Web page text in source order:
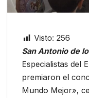
Visto: 256
San Antonio de
Especialistas del
premiaron el
Mundo Mejor»,